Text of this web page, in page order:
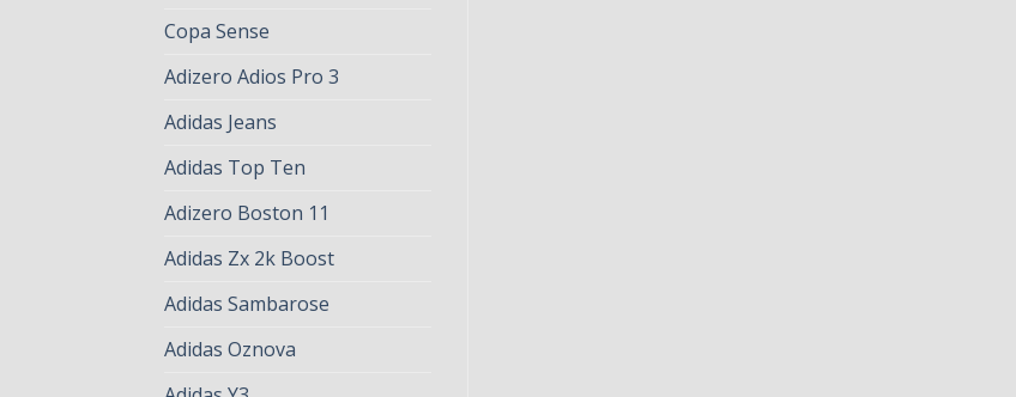
Copa Sense
Adizero Adios Pro 3
Adidas Jeans
Adidas Top Ten
Adizero Boston 11
Adidas Zx 2k Boost
Adidas Sambarose
Adidas Oznova